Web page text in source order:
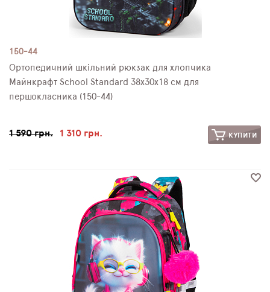
150-44
Ортопедичний шкільний рюкзак для хлопчика
Майнкрафт School Standard 38х30х18 см для
першокласника (150-44)
1 590 грн. 1 310 грн. КУПИТИ